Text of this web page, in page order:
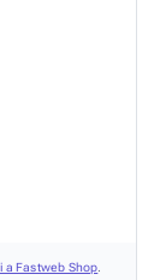
a Fastweb Shop